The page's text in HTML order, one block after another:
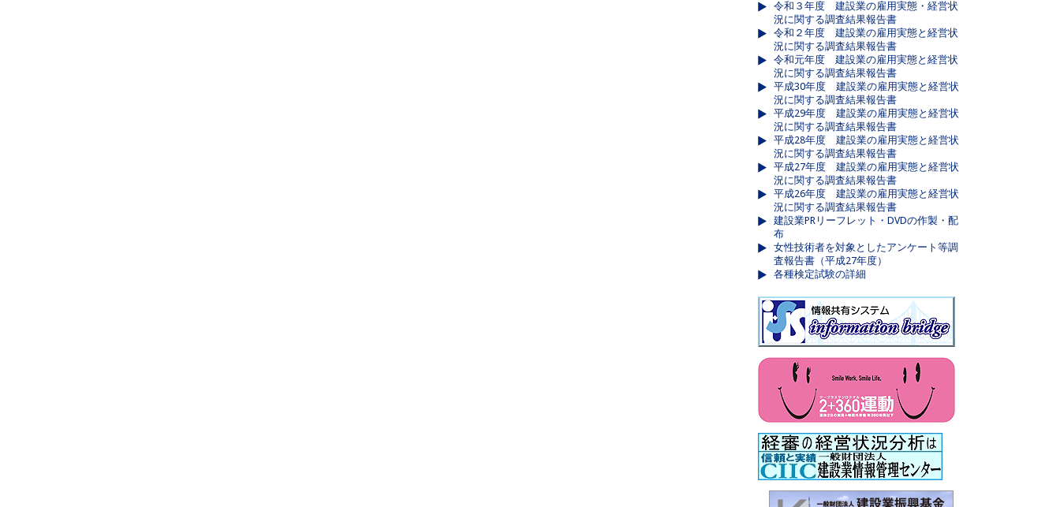
令和３年度 建設業の雇用実態・経営状
況に関する調査結果報告書
令和２年度 建設業の雇用実態と経営状
況に関する調査結果報告書
令和元年度 建設業の雇用実態と経営状
況に関する調査結果報告書
平成30年度 建設業の雇用実態と経営状
況に関する調査結果報告書
平成29年度 建設業の雇用実態と経営状
況に関する調査結果報告書
平成28年度 建設業の雇用実態と経営状
況に関する調査結果報告書
平成27年度 建設業の雇用実態と経営状
況に関する調査結果報告書
平成26年度 建設業の雇用実態と経営状
況に関する調査結果報告書
建設業PRリーフレット・DVDの作製・配
布
女性技術者を対象としたアンケート等調
査報告書（平成27年度）
各種検定試験の詳細